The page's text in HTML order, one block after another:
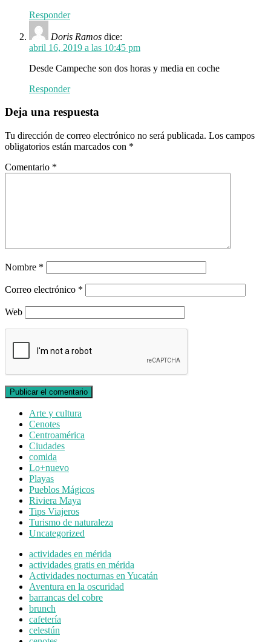
Responder
Doris Ramos dice:
abril 16, 2019 a las 10:45 pm
Desde Campeche son dos horas y media en coche
Responder
Deja una respuesta
Tu dirección de correo electrónico no será publicada. Los campos
obligatorios están marcados con *
Comentario *
Nombre *
Correo electrónico *
Web
Arte y cultura
Cenotes
Centroamérica
Ciudades
comida
Lo+nuevo
Playas
Pueblos Mágicos
Riviera Maya
Tips Viajeros
Turismo de naturaleza
Uncategorized
actividades en mérida
actividades gratis en mérida
Actividades nocturnas en Yucatán
Aventura en la oscuridad
barrancas del cobre
brunch
cafetería
celestún